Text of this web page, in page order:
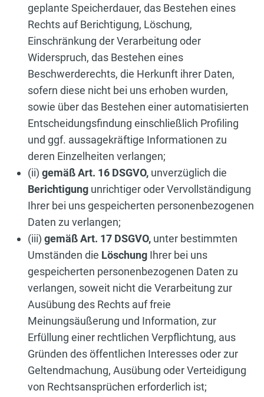
geplante Speicherdauer, das Bestehen eines
Rechts auf Berichtigung, Löschung,
Einschränkung der Verarbeitung oder
Widerspruch, das Bestehen eines
Beschwerderechts, die Herkunft ihrer Daten,
sofern diese nicht bei uns erhoben wurden,
sowie über das Bestehen einer automatisierten
Entscheidungsfindung einschließlich Profiling
und ggf. aussagekräftige Informationen zu
deren Einzelheiten verlangen;
(ii) gemäß Art. 16 DSGVO, unverzüglich die
Berichtigung unrichtiger oder Vervollständigung
Ihrer bei uns gespeicherten personenbezogenen
Daten zu verlangen;
(iii) gemäß Art. 17 DSGVO, unter bestimmten
Umständen die Löschung Ihrer bei uns
gespeicherten personenbezogenen Daten zu
verlangen, soweit nicht die Verarbeitung zur
Ausübung des Rechts auf freie
Meinungsäußerung und Information, zur
Erfüllung einer rechtlichen Verpflichtung, aus
Gründen des öffentlichen Interesses oder zur
Geltendmachung, Ausübung oder Verteidigung
von Rechtsansprüchen erforderlich ist;